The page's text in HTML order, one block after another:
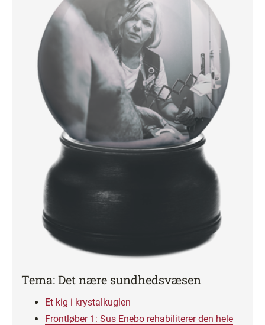
Tema: Det nære sundhedsvæsen
Et kig i krystalkuglen
Frontløber 1: Sus Enebo rehabiliterer den hele